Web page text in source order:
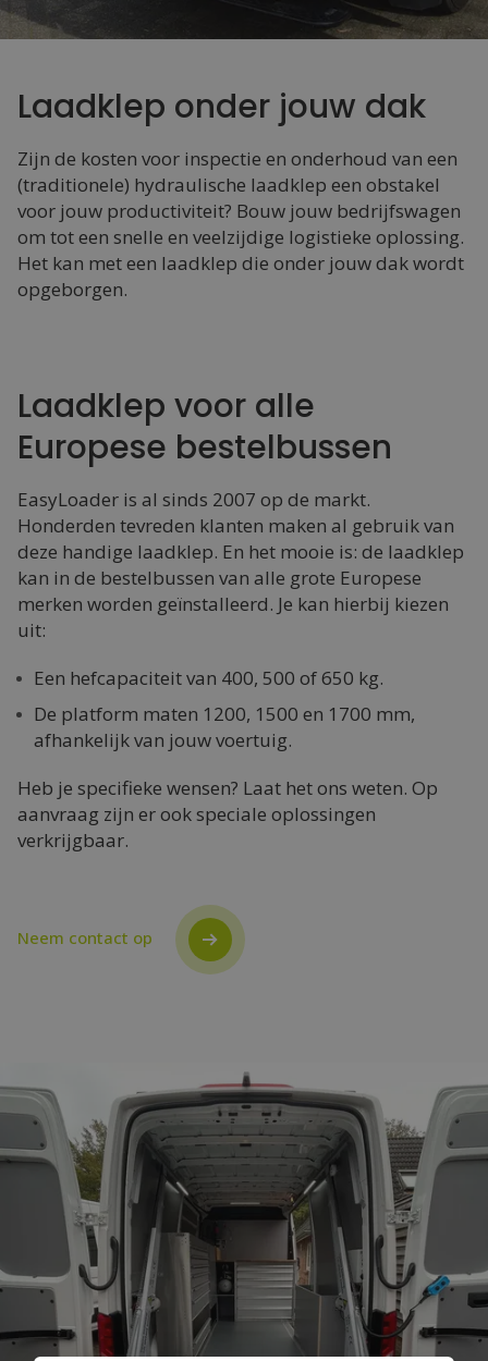
Laadklep onder jouw dak
Zijn de kosten voor inspectie en onderhoud van een
(traditionele) hydraulische laadklep een obstakel
voor jouw productiviteit? Bouw jouw bedrijfswagen
om tot een snelle en veelzijdige logistieke oplossing.
Het kan met een laadklep die onder jouw dak wordt
opgeborgen.
Laadklep voor alle
Europese bestelbussen
EasyLoader is al sinds 2007 op de markt.
Honderden tevreden klanten maken al gebruik van
deze handige laadklep. En het mooie is: de laadklep
kan in de bestelbussen van alle grote Europese
merken worden geïnstalleerd. Je kan hierbij kiezen
uit:
Een hefcapaciteit van 400, 500 of 650 kg.
De platform maten 1200, 1500 en 1700 mm,
afhankelijk van jouw voertuig.
Heb je specifieke wensen? Laat het ons weten. Op
aanvraag zijn er ook speciale oplossingen
verkrijgbaar.
Neem contact op